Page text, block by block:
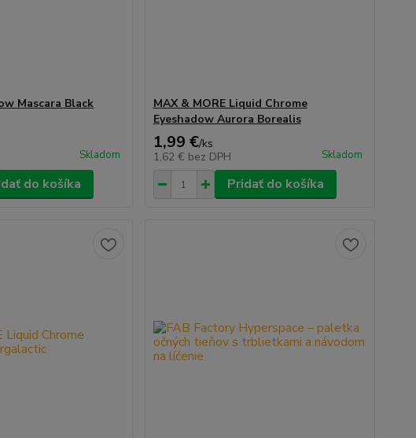
Mascara Black
Skladom
do košíka
MAX & MORE Liquid Chrome
Eyeshadow Aurora Borealis
1,99 €/ks
1,62 € bez DPH Skladom
Pridať do košíka